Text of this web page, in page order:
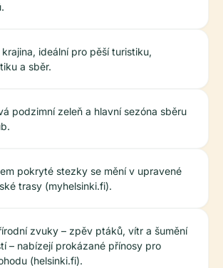
krajina, ideální pro pěší turistiku,
a sběr.
podzimní zeleň a hlavní sezóna sběru
pokryté stezky se mění v upravené
trasy (myhelsinki.fi).
zvuky – zpěv ptáků, vítr a šumění
– nabízejí prokázané přínosy pro
(helsinki.fi).